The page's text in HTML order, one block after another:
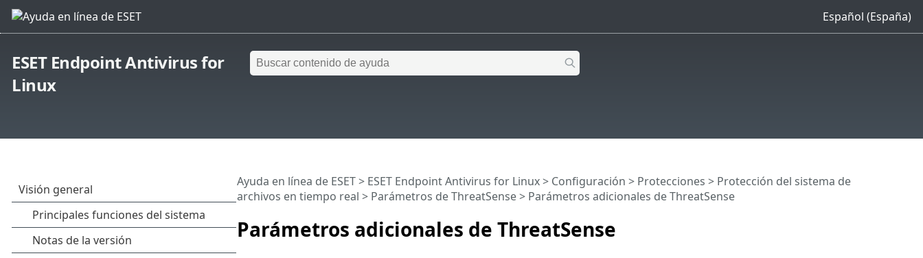
Español (España)
ESET Endpoint Antivirus for
Linux
Parámetros adicionales de ThreatSense
Ayuda en línea de ESET> ESET Endpoint Antivirus for Linux> Configuración > Protecciones > Protección del sistema de
archivos en tiempo real > Parámetros de ThreatSense> Parámetros adicionales de ThreatSense